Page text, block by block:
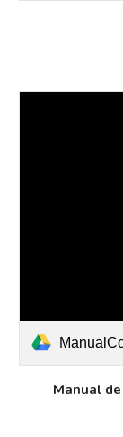
Manual